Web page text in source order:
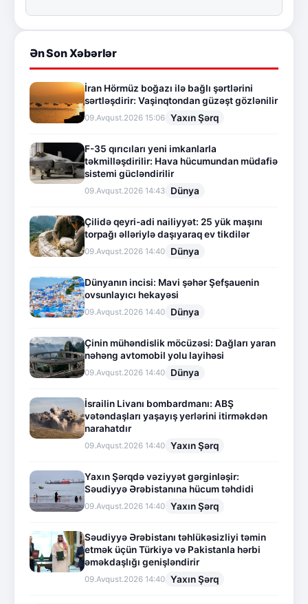
Ən Son Xəbərlər
İran Hörmüz boğazı ilə bağlı şərtlərini
sərtləşdirir: Vaşinqtondan güzəşt gözlənilir
09.Avqust.2026 15:06 Yaxın Şərq
F-35 qırıcıları yeni imkanlarla
təkmilləşdirilir: Hava hücumundan müdafiə
sistemi gücləndirilir
09.Avqust.2026 14:43 Dünya
Çilidə qeyri-adi nailiyyət: 25 yük maşını
torpağı əlləriylə daşıyaraq ev tikdilər
09.Avqust.2026 14:40 Dünya
Dünyanın incisi: Mavi şəhər Şefşauenin
ovsunlayıcı hekayəsi
09.Avqust.2026 14:40 Dünya
Çinin mühəndislik möcüzəsi: Dağları yaran
nəhəng avtomobil yolu layihəsi
09.Avqust.2026 14:40 Dünya
İsrailin Livanı bombardmanı: ABŞ
vətəndaşları yaşayış yerlərini itirməkdən
narahatdır
09.Avqust.2026 14:40 Yaxın Şərq
Yaxın Şərqdə vəziyyət gərginləşir:
Səudiyyə Ərəbistanına hücum təhdidi
09.Avqust.2026 14:40 Yaxın Şərq
Səudiyyə Ərəbistanı təhlükəsizliyi təmin
etmək üçün Türkiyə və Pakistanla hərbi
əməkdaşlığı genişləndirir
09.Avqust.2026 14:40 Yaxın Şərq